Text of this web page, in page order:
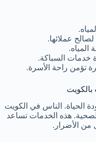
عملائها.
المياه.
السباكة.
تؤمن راحة الأسرة.
الحياة. الناس في الكويت
هذه الخدمات تساعد
من الأضرار.